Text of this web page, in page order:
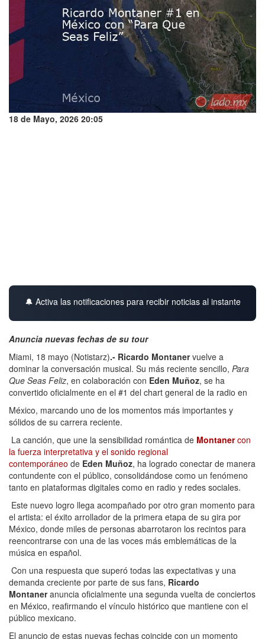
18 de Mayo, 2026 20:05
🔔 Activa las notificaciones para recibir noticias al instante
Anuncia nuevas fechas de su tour
Miami, 18 mayo (Notistarz).- Ricardo Montanervuelve a
dominar la conversación musical. Su más reciente sencillo, Para
Que Seas Feliz, en colaboración con Eden Muñoz, se ha
convertido oficialmente en el #1 del chart general de la radio en
México, marcando uno de los momentos más importantes y
sólidos de su carrera reciente.
La canción, que une la sensibilidad romántica de Montanercon
la fuerza interpretativa y el sonido regional
contemporáneo de Eden Muñoz, ha logrado conectar de manera
contundente con el público, consolidándose como un fenómeno
tanto en plataformas digitales como en radio y redes sociales.
Este nuevo logro llega acompañado por otro gran momento para
el artista: el éxito arrollador de la primera etapa de su gira por
México, donde miles de personas abarrotaron los recintos para
reencontrarse con una de las voces más emblemáticas de la
música en español.
Con una respuesta que superó todas las expectativas y una
demanda creciente por parte de sus fans, Ricardo
Montaneranuncia oficialmente una segunda vuelta de conciertos
en México, reafirmando el vínculo histórico que mantiene con el
público mexicano.
El anuncio de estas nuevas fechas coincide con un momento